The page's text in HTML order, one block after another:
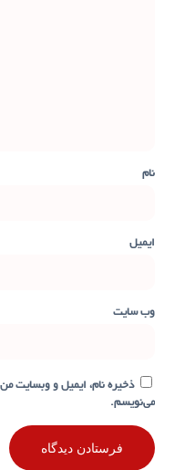
نام
ایمیل
وب‌ سایت
ذخیره نام، ایمیل و وبسایت
می‌نویسم.